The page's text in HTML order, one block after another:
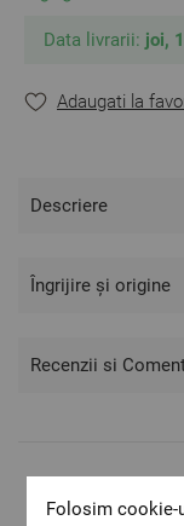
- Țesătura față:
- Umplutură:
**Fotografiile sunt
tonalitatea.
Data livrarii: joi,
Adaugati la
Descriere
Îngrijire și origine
Recenzii si
Folosim cookie-